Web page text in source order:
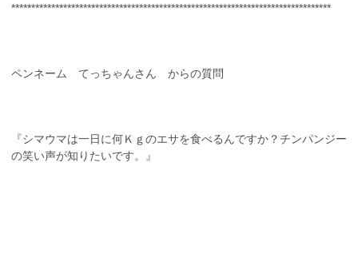
********************************************************************************
ペンネーム てっちゃんさん からの質問
『シマウマは一日に何Ｋｇのエサを食べるんですか？チンパンジー
の笑い声が知りたいです。』